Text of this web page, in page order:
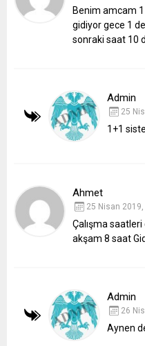
Benim amcam 1
gidiyor gece 1
sonraki saat 10
Admin
25
1+1
Ahmet
25 Nisan
Çalışma saatleri
akşam 8 saat
Admin
26
Aynen